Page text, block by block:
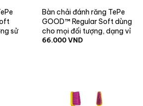
sử
Bàn chải đánh răng TePe
GOOD™ Regular Soft dùng
cho mọi đối tượng, dạng vỉ
66.000VND